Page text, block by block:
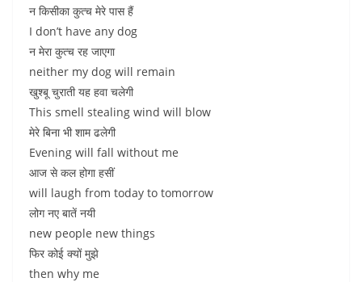
न किसीका कुत्च मेरे पास हैं
I don’t have any dog
न मेरा कुत्च रह जाएगा
neither my dog ​​will remain
खुश्बू चुराती यह हवा चलेगी
This smell stealing wind will blow
मेरे बिना भी शाम ढलेगी
Evening will fall without me
आज से कल होगा हसीं
will laugh from today to tomorrow
लोग नए बातें नयी
new people new things
फिर कोई क्यों मुझे
then why me